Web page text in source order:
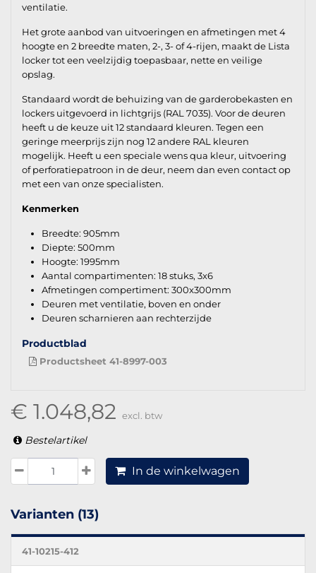
ventilatie.
Het grote aanbod van uitvoeringen en afmetingen met 4
hoogte en 2 breedte maten, 2-, 3- of 4-rijen, maakt de Lista
locker tot een veelzijdig toepasbaar, nette en veilige
opslag.
Standaard wordt de behuizing van de garderobekasten en
lockers uitgevoerd in lichtgrijs (RAL 7035). Voor de deuren
heeft u de keuze uit 12 standaard kleuren. Tegen een
geringe meerprijs zijn nog 12 andere RAL kleuren
mogelijk. Heeft u een speciale wens qua kleur, uitvoering
of perforatiepatroon in de deur, neem dan even contact op
met een van onze specialisten.
Kenmerken
Breedte: 905mm
Diepte: 500mm
Hoogte: 1995mm
Aantal compartimenten: 18 stuks, 3x6
Afmetingen compertiment: 300x300mm
Deuren met ventilatie, boven en onder
Deuren scharnieren aan rechterzijde
Productblad
Productsheet 41-8997-003
€ 1.048,82 excl. btw
Bestelartikel
In de winkelwagen
Varianten (13)
41-10215-412